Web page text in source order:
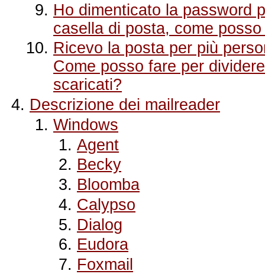
Ho dimenticato la password
casella di posta, come
Ricevo la posta per più
Come posso fare per
scaricati?
Descrizione dei mailreader
Windows
Agent
Becky
Bloomba
Calypso
Dialog
Eudora
Foxmail